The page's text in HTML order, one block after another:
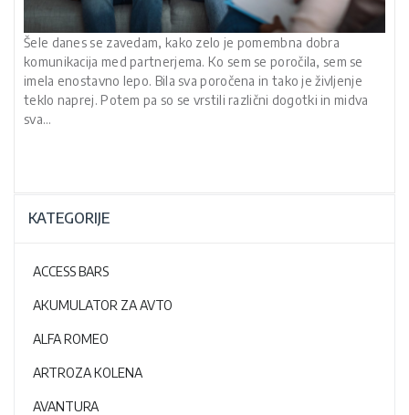
Šele danes se zavedam, kako zelo je pomembna dobra
komunikacija med partnerjema. Ko sem se poročila, sem se
imela enostavno lepo. Bila sva poročena in tako je življenje
teklo naprej. Potem pa so se vrstili različni dogotki in midva
sva…
KATEGORIJE
ACCESS BARS
AKUMULATOR ZA AVTO
ALFA ROMEO
ARTROZA KOLENA
AVANTURA